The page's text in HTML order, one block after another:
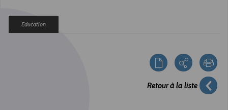
Education
Retour à la liste